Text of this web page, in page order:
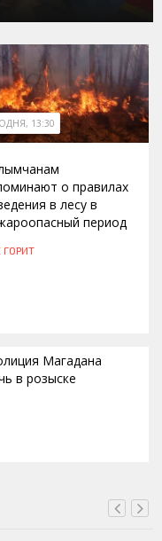
13:30
о правилах
в лесу в
период
ГОРИТ
Магадана
в розыске